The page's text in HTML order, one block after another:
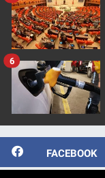
6
FACEBOOK